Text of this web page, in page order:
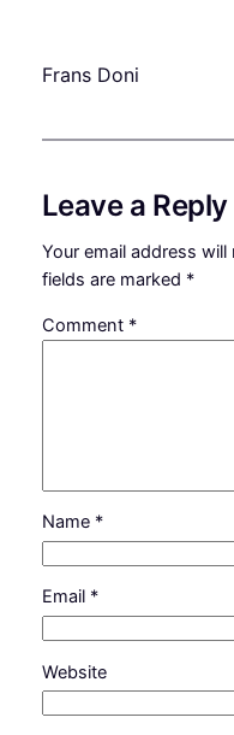
Frans Doni
Leave a Reply
Your email address
fields are marked *
Comment *
Name *
Email *
Website